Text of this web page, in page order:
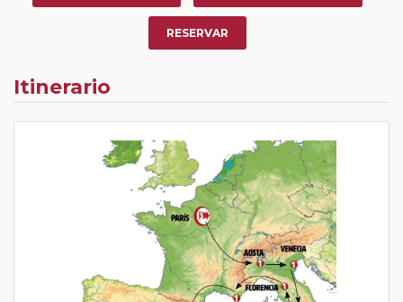
RESERVAR
Itinerario